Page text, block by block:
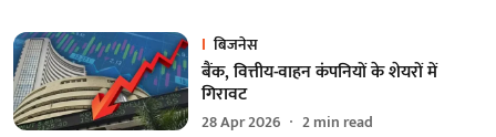
बिजनेस
बैंक, वित्तीय-वाहन कंपनियों के शेयरों में
गिरावट
28 Apr 2026 2min read